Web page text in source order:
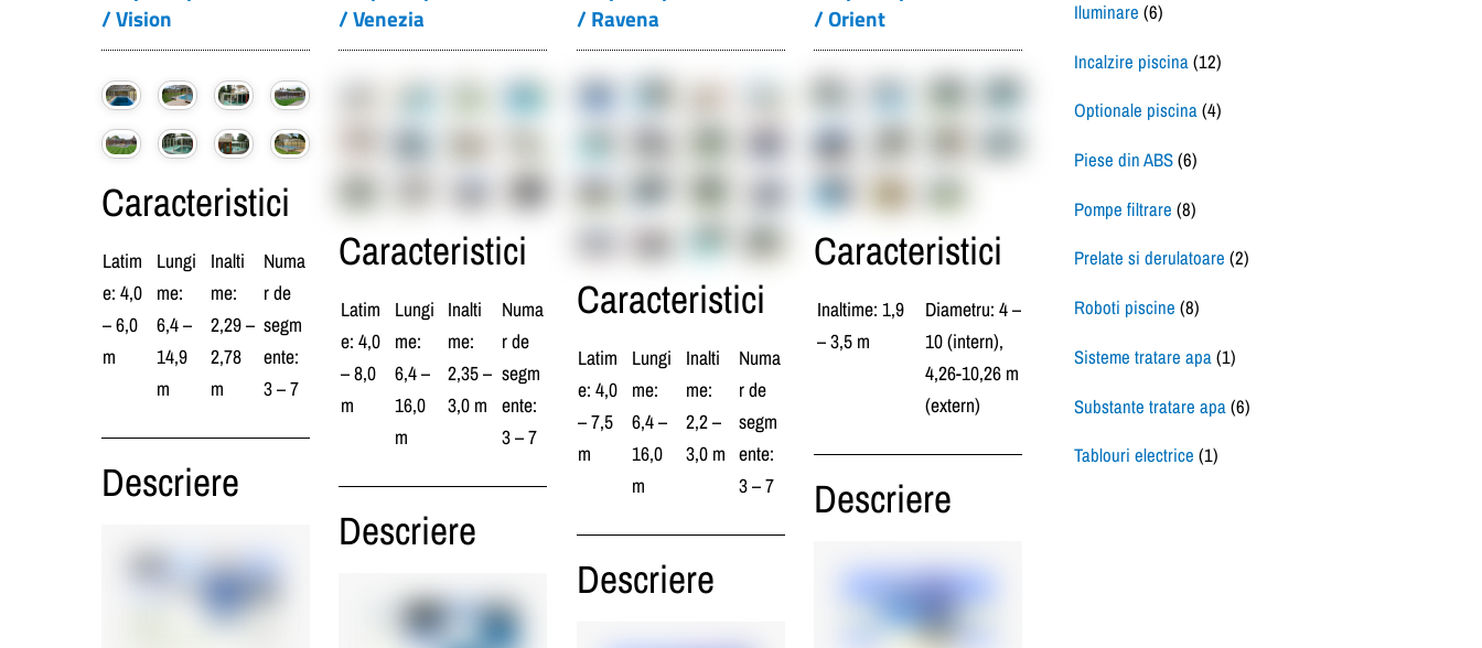
/ Vision
Caracteristici
Latim
e: 4,0
– 6,0
m
Lungi
me:
6,4 –
14,9
m
Inalti
me:
2,29 –
2,78
m
Numa
r de
segm
ente:
3 – 7
Descriere
/ Venezia
Caracteristici
Latim
e: 4,0
– 8,0
m
Lungi
me:
6,4 –
16,0
m
Inalti
me:
2,35 –
3,0 m
Numa
r de
segm
ente:
3 – 7
Descriere
/ Ravena
Caracteristici
Latim
e: 4,0
– 7,5
m
Lungi
me:
6,4 –
16,0
m
Inalti
me:
2,2 –
3,0 m
Numa
r de
segm
ente:
3 – 7
Descriere
/ Orient
Caracteristici
Inaltime: 1,9
– 3,5 m
Diametru: 4 –
10 (intern),
4,26-10,26 m
(extern)
Descriere
Iluminare (6)
Incalzire piscina(12)
Optionale piscina(4)
Piese din ABS(6)
Pompe filtrare (8)
Prelate si derulatoare (2)
Roboti piscine (8)
Sisteme tratare apa(1)
Substante tratare apa(6)
Tablouri electrice (1)